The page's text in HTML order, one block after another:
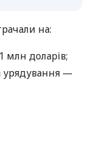
на:
млн доларів;
урядування —